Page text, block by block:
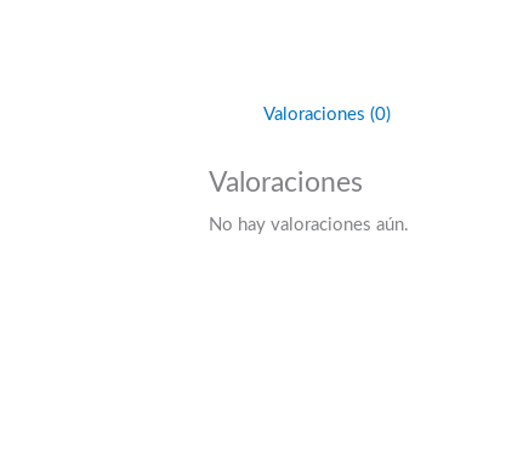
Valoraciones (0)
Valoraciones
No hay valoraciones aún.